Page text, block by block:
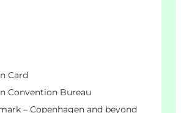
Card
Convention Bureau
– Copenhagen and beyond